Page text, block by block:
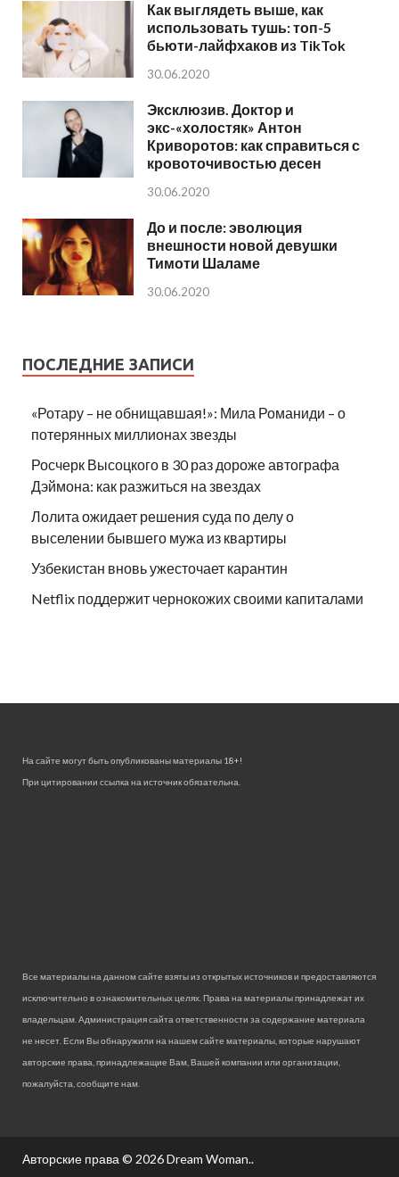
Как выглядеть выше, как
использовать тушь: топ-5
бьюти-лайфхаков из TikTok
30.06.2020
Эксклюзив. Доктор и
экс-«холостяк» Антон
Криворотов: как справиться с
кровоточивостью десен
30.06.2020
До и после: эволюция
внешности новой девушки
Тимоти Шаламе
30.06.2020
ПОСЛЕДНИЕ ЗАПИСИ
«Ротару – не обнищавшая!»: Мила Романиди – о
потерянных миллионах звезды
Росчерк Высоцкого в 30 раз дороже автографа
Дэймона: как разжиться на звездах
Лолита ожидает решения суда по делу о
выселении бывшего мужа из квартиры
Узбекистан вновь ужесточает карантин
Netflix поддержит чернокожих своими капиталами
На сайте могут быть опубликованы материалы 18+!
При цитировании ссылка на источник обязательна.
Все материалы на данном сайте взяты из открытых источников и предоставляются
исключительно в ознакомительных целях. Права на материалы принадлежат их
владельцам. Администрация сайта ответственности за содержание материала
не несет. Если Вы обнаружили на нашем сайте материалы, которые нарушают
авторские права, принадлежащие Вам, Вашей компании или организации,
пожалуйста, сообщите нам.
Авторские права © 2026Dream Woman..